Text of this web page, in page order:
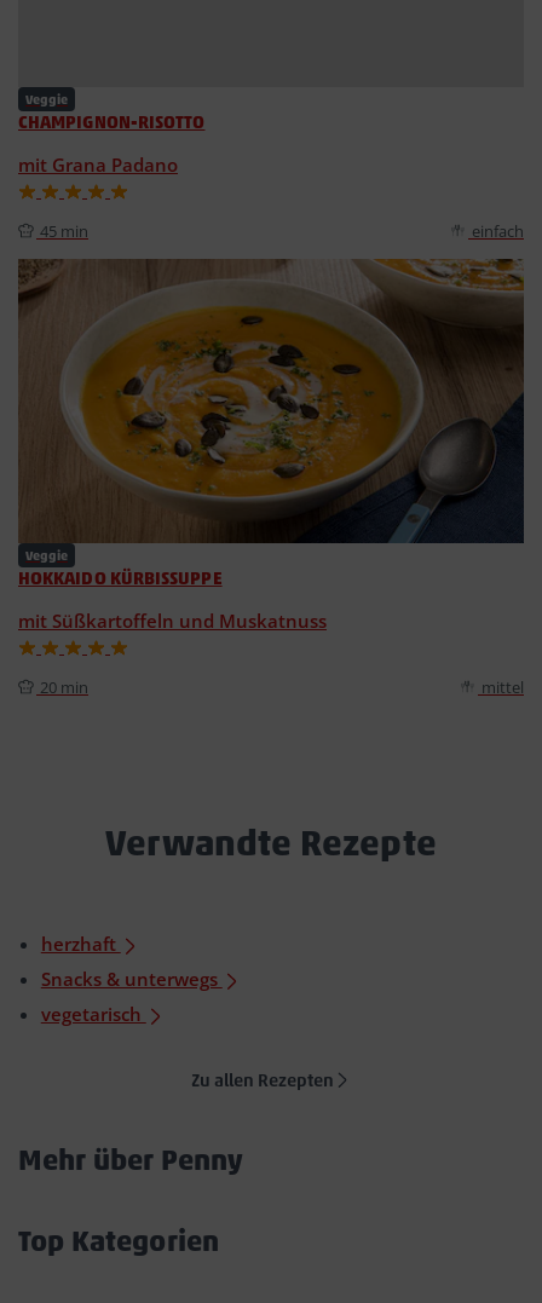
Veggie
CHAMPIGNON-RISOTTO
mit Grana Padano
45 min einfach
Veggie
HOKKAIDO KÜRBISSUPPE
mit Süßkartoffeln und Muskatnuss
20 min mittel
Verwandte Rezepte
herzhaft
Snacks & unterwegs
vegetarisch
Zu allen Rezepten
Mehr über Penny
Top Kategorien